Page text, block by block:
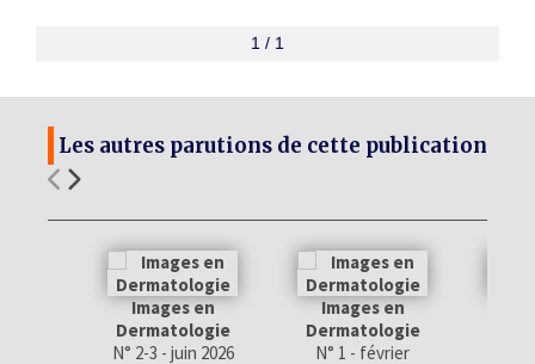
1 / 1
Les autres parutions de cette publication
Images en
Dermatologie
N° 2-3 - juin 2026
Images en
Dermatologie
N° 1 - février